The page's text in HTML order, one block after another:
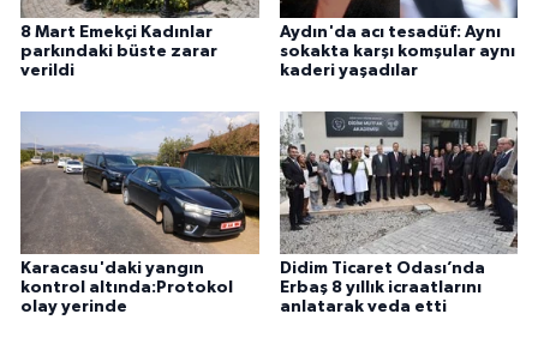
8 Mart Emekçi Kadınlar
parkındaki büste zarar
verildi
Aydın'da acı tesadüf: Aynı
sokakta karşı komşular aynı
kaderi yaşadılar
Karacasu'daki yangın
kontrol altında:Protokol
olay yerinde
Didim Ticaret Odası’nda
Erbaş 8 yıllık icraatlarını
anlatarak veda etti